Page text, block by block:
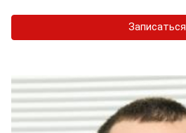
Записаться